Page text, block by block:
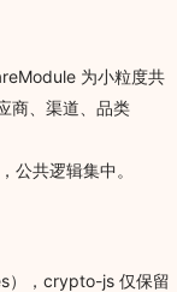
为小粒度共
商、渠道、品类
公共逻辑集中。
），crypto-js 仅保留